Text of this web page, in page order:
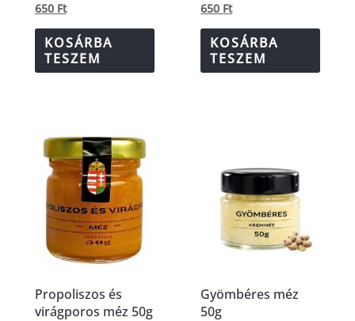
650 Ft
KOSÁRBA
TESZEM
650 Ft
KOSÁRBA
TESZEM
Propoliszos és
virágporos méz 50g
Gyömbéres méz
50g